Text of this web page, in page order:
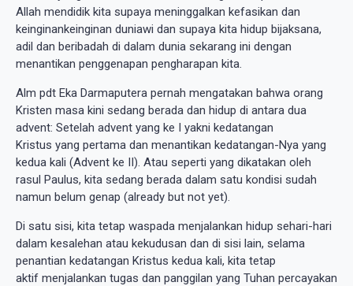
Allah mendidik kita supaya meninggalkan kefasikan dan
keinginankeinginan duniawi dan supaya kita hidup bijaksana,
adil dan beribadah di dalam dunia sekarang ini dengan
menantikan penggenapan pengharapan kita.
Alm pdt Eka Darmaputera pernah mengatakan bahwa orang
Kristen masa kini sedang berada dan hidup di antara dua
advent: Setelah advent yang ke I yakni kedatangan
Kristus yang pertama dan menantikan kedatangan-Nya yang
kedua kali (Advent ke II). Atau seperti yang dikatakan oleh
rasul Paulus, kita sedang berada dalam satu kondisi sudah
namun belum genap (already but not yet).
Di satu sisi, kita tetap waspada menjalankan hidup sehari-hari
dalam kesalehan atau kekudusan dan di sisi lain, selama
penantian kedatangan Kristus kedua kali, kita tetap
aktif menjalankan tugas dan panggilan yang Tuhan percayakan